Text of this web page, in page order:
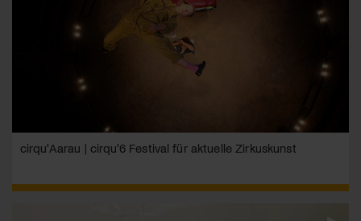
cirqu'Aarau | cirqu'6 Festival für aktuelle Zirkuskunst